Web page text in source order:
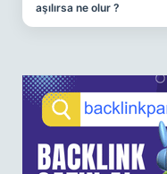
aşılırsa ne olur ?